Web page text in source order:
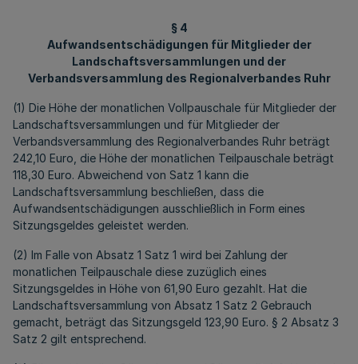
§ 4
Aufwandsentschädigungen für Mitglieder der
Landschaftsversammlungen und der
Verbandsversammlung des Regionalverbandes Ruhr
(1) Die Höhe der monatlichen Vollpauschale für Mitglieder der
Landschaftsversammlungen und für Mitglieder der
Verbandsversammlung des Regionalverbandes Ruhr beträgt
242,10 Euro, die Höhe der monatlichen Teilpauschale beträgt
118,30 Euro. Abweichend von Satz 1 kann die
Landschaftsversammlung beschließen, dass die
Aufwandsentschädigungen ausschließlich in Form eines
Sitzungsgeldes geleistet werden.
(2) Im Falle von Absatz 1 Satz 1 wird bei Zahlung der
monatlichen Teilpauschale diese zuzüglich eines
Sitzungsgeldes in Höhe von 61,90 Euro gezahlt. Hat die
Landschaftsversammlung von Absatz 1 Satz 2 Gebrauch
gemacht, beträgt das Sitzungsgeld 123,90 Euro. § 2 Absatz 3
Satz 2 gilt entsprechend.